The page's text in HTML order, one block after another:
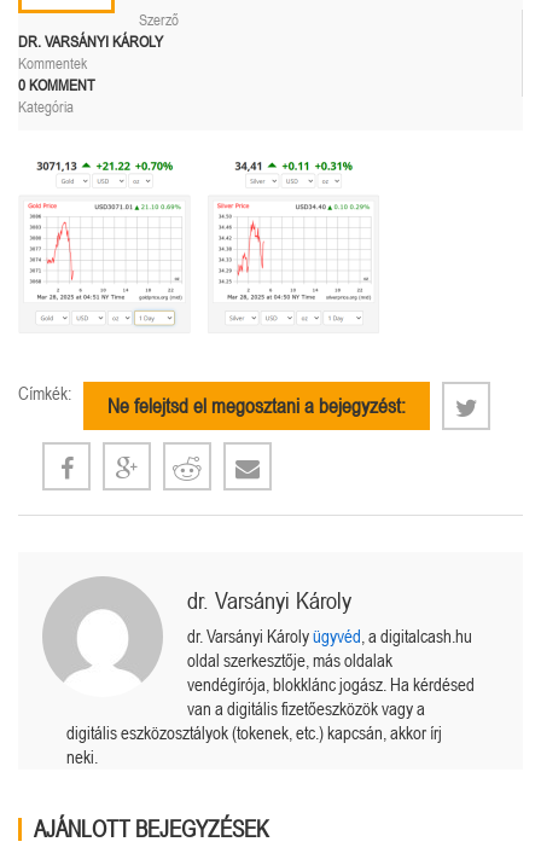
Szerző
DR. VARSÁNYI KÁROLY
Kommentek
0 KOMMENT
Kategória
Címkék:
Ne felejtsd el megosztani a bejegyzést:
dr. Varsányi Károly
dr. Varsányi Károlyügyvéd , a digitalcash.hu
oldal szerkesztője, más oldalak
vendégírója, blokklánc jogász. Ha kérdésed
van a digitális fizetőeszközök vagy a
digitális eszközosztályok (tokenek, etc.) kapcsán, akkor írj
neki.
AJÁNLOTT BEJEGYZÉSEK